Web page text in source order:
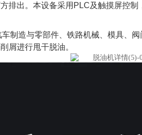
排出。本设备采用PLC及触摸屏控
制造与零部件、铁路机械、模具、
屑进行甩干脱油。